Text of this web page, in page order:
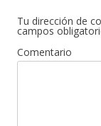
Tu dirección de
campos
Comentario